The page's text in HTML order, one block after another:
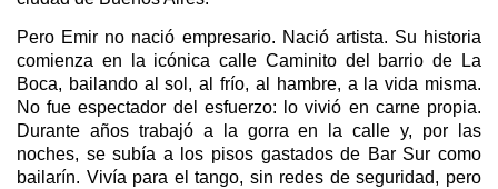
Pero Emir no nació empresario. Nació artista. Su historia
comienza en la icónica calle Caminito del barrio de La
Boca, bailando al sol, al frío, al hambre, a la vida misma.
No fue espectador del esfuerzo: lo vivió en carne propia.
Durante años trabajó a la gorra en la calle y, por las
noches, se subía a los pisos gastados de Bar Sur como
bailarín. Vivía para el tango, sin redes de seguridad, pero